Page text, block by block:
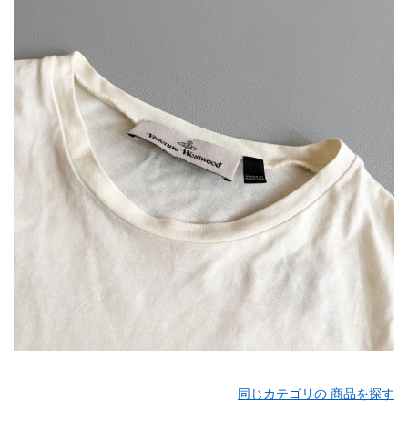
同じカテゴリの 商品を探す